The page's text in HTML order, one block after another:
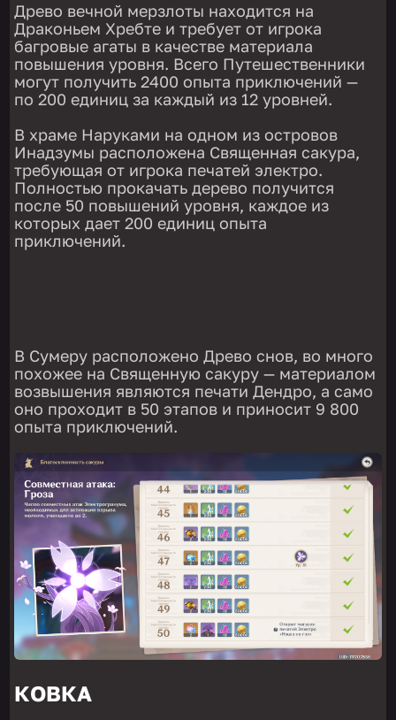
Древо вечной мерзлоты находится на
Драконьем Хребте и требует от игрока
багровые агаты в качестве материала
повышения уровня. Всего Путешественники
могут получить 2400 опыта приключений —
по 200 единиц за каждый из 12 уровней.
В храме Наруками на одном из островов
Инадзумы расположена Священная сакура,
требующая от игрока печатей электро.
Полностью прокачать дерево получится
после 50 повышений уровня, каждое из
которых дает 200 единиц опыта
приключений.
В Сумеру расположено Древо снов, во много
похожее на Священную сакуру — материалом
возвышения являются печати Дендро, а само
оно проходит в 50 этапов и приносит 9 800
опыта приключений.
КОВКА